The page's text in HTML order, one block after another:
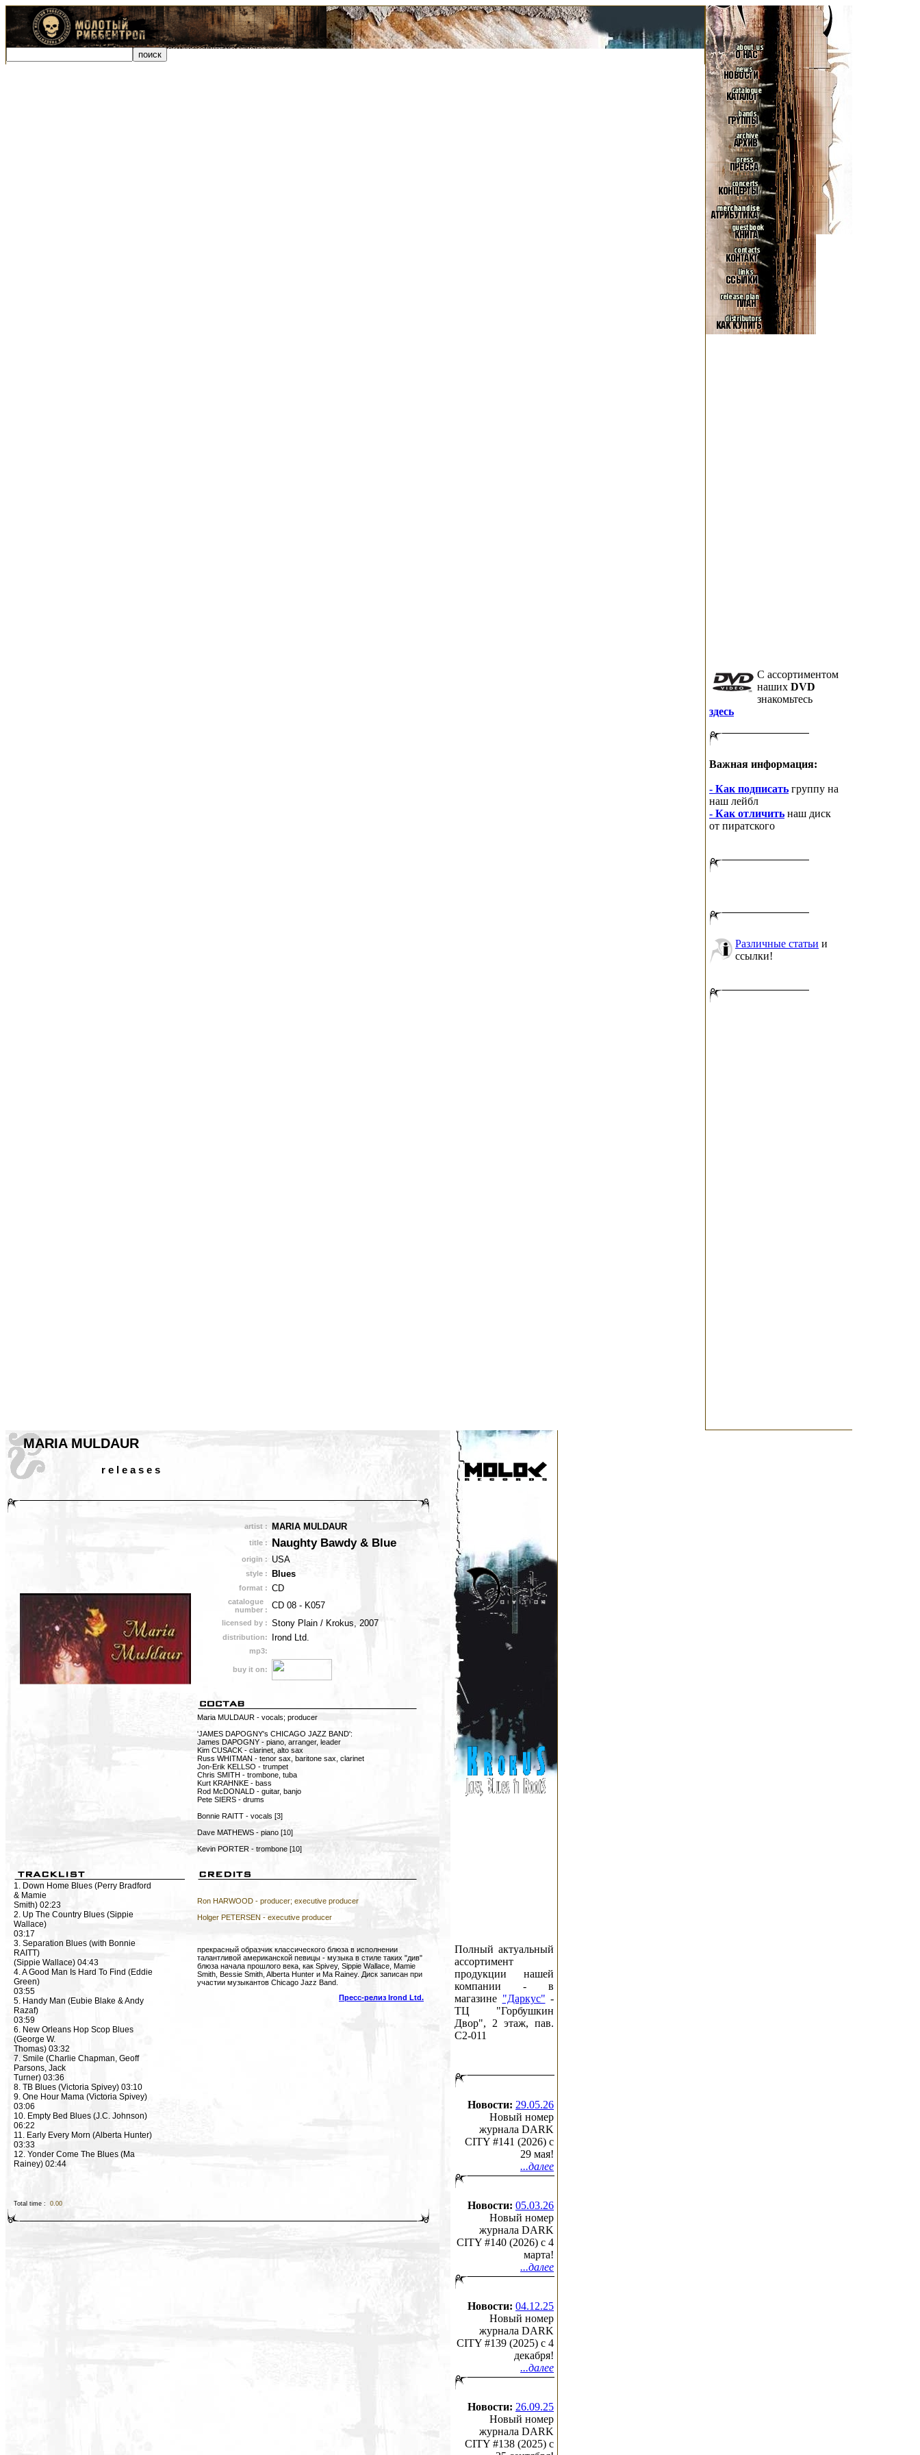
C ассортиментом
наших DVD
знакомьтесь
здесь
Важная информация:
- Как подписать группу на
наш лейбл
- Как отличить наш диск
от пиратского
Различные статьи и
ссылки!
MARIA MULDAUR
r e l e a s e s
artist : MARIA MULDAUR
title : Naughty Bawdy & Blue
origin : USA
style : Blues
format : CD
catalogue
number : CD 08 - K057
licensed by : Stony Plain / Krokus, 2007
distribution: Irond Ltd.
mp3:
buy it on:
Maria MULDAUR - vocals; producer
'JAMES DAPOGNY's CHICAGO JAZZ BAND':
James DAPOGNY - piano, arranger, leader
Kim CUSACK - clarinet, alto sax
Russ WHITMAN - tenor sax, baritone sax, clarinet
Jon-Erik KELLSO - trumpet
Chris SMITH - trombone, tuba
Kurt KRAHNKE - bass
Rod McDONALD - guitar, banjo
Pete SIERS - drums
Bonnie RAITT - vocals [3]
Dave MATHEWS - piano [10]
Kevin PORTER - trombone [10]
1. Down Home Blues (Perry Bradford
& Mamie
Smith) 02:23
2. Up The Country Blues (Sippie
Wallace)
03:17
3. Separation Blues (with Bonnie
RAITT)
(Sippie Wallace) 04:43
4. A Good Man Is Hard To Find (Eddie
Green)
03:55
5. Handy Man (Eubie Blake & Andy
Razaf)
03:59
6. New Orleans Hop Scop Blues
(George W.
Thomas) 03:32
7. Smile (Charlie Chapman, Geoff
Parsons, Jack
Turner) 03:36
8. TB Blues (Victoria Spivey) 03:10
9. One Hour Mama (Victoria Spivey)
03:06
10. Empty Bed Blues (J.C. Johnson)
06:22
11. Early Every Morn (Alberta Hunter)
03:33
12. Yonder Come The Blues (Ma
Rainey) 02:44
Total time : 0.00
Ron HARWOOD - producer; executive producer
Holger PETERSEN - executive producer
прекрасный образчик классического блюза в исполнении
талантливой американской певицы - музыка в стиле таких "див"
блюза начала прошлого века, как Spivey, Sippie Wallace, Mamie
Smith, Bessie Smith, Alberta Hunter и Ma Rainey. Диск записан при
участии музыкантов Chicago Jazz Band.
Пресс-релиз Irond Ltd.
Полный актуальный
ассортимент
продукции нашей
компании - в
магазине "Даркус" -
ТЦ "Горбушкин
Двор", 2 этаж, пав.
C2-011
Новости: 29.05.26
Новый номер
журнала DARK
CITY #141 (2026) c
29 мая!
...далее
Новости: 05.03.26
Новый номер
журнала DARK
CITY #140 (2026) c 4
марта!
...далее
Новости: 04.12.25
Новый номер
журнала DARK
CITY #139 (2025) c 4
декабря!
...далее
Новости: 26.09.25
Новый номер
журнала DARK
CITY #138 (2025) c